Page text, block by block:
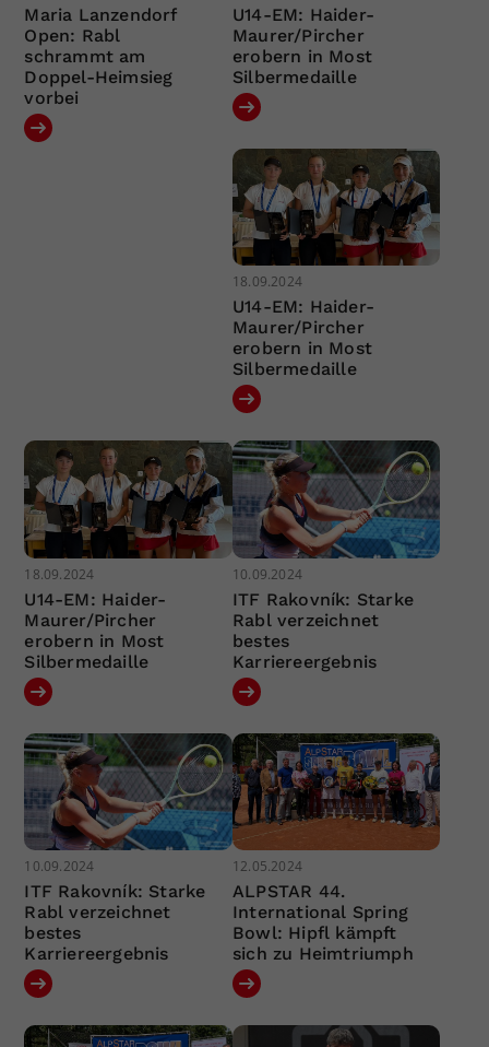
Maria Lanzendorf
Open: Rabl
schrammt am
Doppel-Heimsieg
vorbei
U14-EM: Haider-
Maurer/Pircher
erobern in Most
Silbermedaille
18.09.2024
U14-EM: Haider-
Maurer/Pircher
erobern in Most
Silbermedaille
18.09.2024
U14-EM: Haider-
Maurer/Pircher
erobern in Most
Silbermedaille
10.09.2024
ITF Rakovník: Starke
Rabl verzeichnet
bestes
Karriereergebnis
10.09.2024
ITF Rakovník: Starke
Rabl verzeichnet
bestes
Karriereergebnis
12.05.2024
ALPSTAR 44.
International Spring
Bowl: Hipfl kämpft
sich zu Heimtriumph